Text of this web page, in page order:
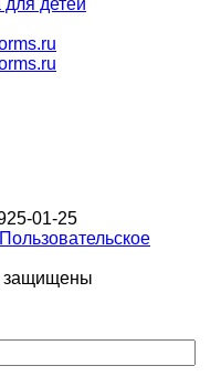
01-25
Пользовательское
защищены